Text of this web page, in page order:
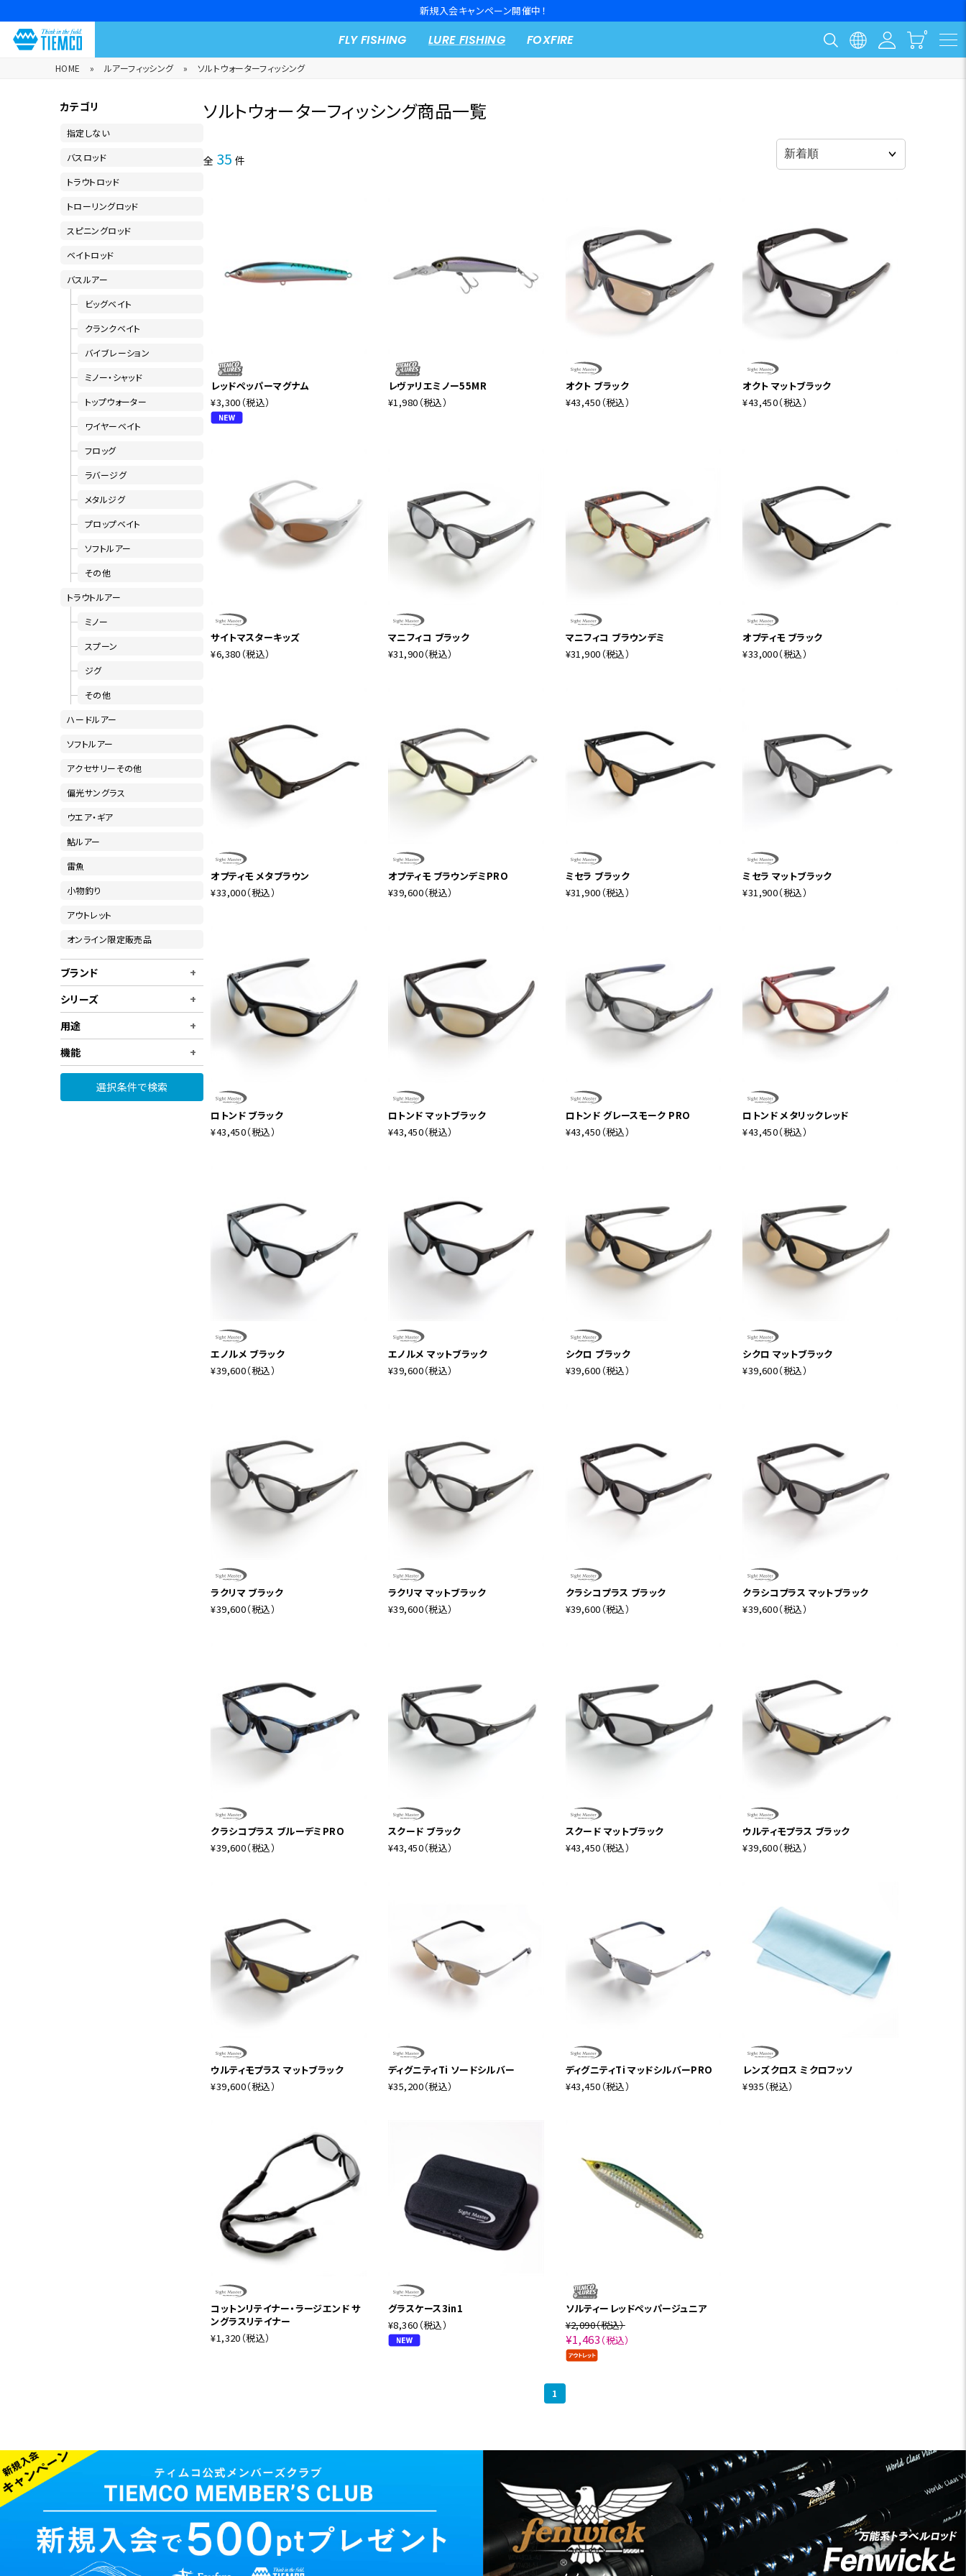
新規入会キャンペーン開催中！
FLY FISHING LURE FISHING FOXFIRE
HOME » ルアーフィッシング » ソルトウォーターフィッシング
カテゴリ
指定しない
バスロッド
トラウトロッド
トローリングロッド
スピニングロッド
ベイトロッド
バスルアー
ビッグベイト
クランクベイト
バイブレーション
ミノー・シャッド
トップウォーター
ワイヤーベイト
フロッグ
ラバージグ
メタルジグ
プロップベイト
ソフトルアー
その他
トラウトルアー
ミノー
スプーン
ジグ
その他
ハードルアー
ソフトルアー
アクセサリーその他
偏光サングラス
ウエア・ギア
鮎ルアー
雷魚
小物釣り
アウトレット
オンライン限定販売品
ブランド
+
シリーズ
+
用途
+
機能
+
選択条件で検索
ソルトウォーターフィッシング商品一覧
全 35 件
レッドペッパーマグナム
¥3,300 （税込）
レヴァリエミノー55MR
¥1,980 （税込）
オクト ブラック
¥43,450 （税込）
オクト マットブラック
¥43,450（税込）
サイトマスターキッズ
¥6,380 （税込）
マニフィコ ブラック
¥31,900（税込）
マニフィコ ブラウンデミ
¥31,900 （税込）
オプティモ ブラック
¥33,000（税込）
オプティモ メタブラウン
¥33,000（税込）
オプティモ ブラウンデミPRO
¥39,600（税込）
ミセラ ブラック
¥31,900 （税込）
ミセラ マットブラック
¥31,900（税込）
ロトンド ブラック
¥43,450（税込）
ロトンド マットブラック
¥43,450（税込）
ロトンド グレースモーク PRO
¥43,450 （税込）
ロトンド メタリックレッド
¥43,450（税込）
エノルメ ブラック
¥39,600（税込）
エノルメ マットブラック
¥39,600（税込）
シクロ ブラック
¥39,600 （税込）
シクロ マットブラック
¥39,600（税込）
ラクリマ ブラック
¥39,600（税込）
ラクリマ マットブラック
¥39,600（税込）
クラシコプラス ブラック
¥39,600 （税込）
クラシコプラス マットブラック
¥39,600（税込）
クラシコプラス ブルーデミPRO
¥39,600（税込）
スクード ブラック
¥43,450（税込）
スクード マットブラック
¥43,450 （税込）
ウルティモプラス ブラック
¥39,600（税込）
ウルティモプラス マットブラック
¥39,600（税込）
ディグニティTi ソードシルバー
¥35,200（税込）
ディグニティTi マッドシルバーPRO
¥43,450 （税込）
レンズクロス ミクロフッソ
¥935 （税込）
コットンリテイナー・ラージエンド サ
ングラスリテイナー
¥1,320 （税込）
グラスケース3in1
¥8,360 （税込）
ソルティーレッドペッパージュニア
¥2,090（税込）
¥1,463 （税込）
1